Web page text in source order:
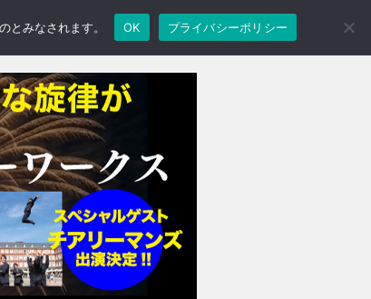
みなされます。 OK プライバシーポリシー